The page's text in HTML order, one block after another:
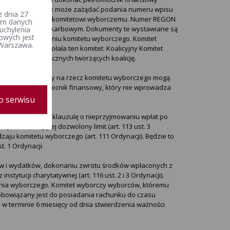
rachunek może zażądać podania numeru wpisu
nadanych komitetowi wyborczemu. Numer REGON
i w urzędzie skarbowym. Dokumenty te wystawiane są
o utworzeniu komitetu wyborczego. Komitet
która powołała ten komitet. Koalicyjny Komitet
partii politycznych tworzących koalicję.
że wpłaty na rzecz komitetu wyborczego mogą
Pełnomocnik finansowy, który nie wprowadza
wprowadzono klauzulę o nieprzyjmowaniu wpłat po
przekraczającej dozwolony limit (art. 113 ust. 3
komitetu wyborczego (art. 111 Ordynacji). Będzie to
1 Ordynacji.
wydatków, dokonaniu zwrotu środków wpłaconych z
charytatywnej (art. 116 ust. 2 i 3 Ordynacji).
wyborczego. Komitet wyborczy wyborców, któremu
jest do posiadania rachunku do czasu
terminie 6 miesięcy od dnia stwierdzenia ważności
dnia 27
danych
jest
serwisu